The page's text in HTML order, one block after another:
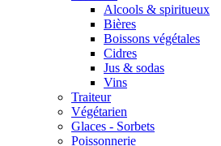
Alcools & spiritueux
Bières
Boissons végétales
Cidres
Jus & sodas
Vins
Traiteur
Végétarien
Glaces - Sorbets
Poissonnerie